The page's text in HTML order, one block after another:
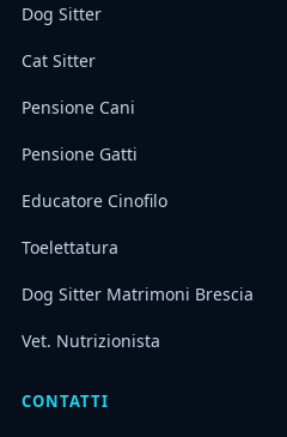
Dog Sitter
Cat Sitter
Pensione Cani
Pensione Gatti
Educatore Cinofilo
Toelettatura
Dog Sitter Matrimoni Brescia
Vet. Nutrizionista
CONTATTI